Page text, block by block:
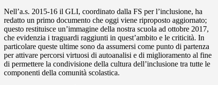
Nell’a.s. 2015-16 il GLI, coordinato dalla FS per l’inclusione, ha
redatto un primo documento che oggi viene riproposto aggiornato;
questo restituisce un’immagine della nostra scuola ad ottobre 2017,
che evidenzia i traguardi raggiunti in quest’ambito e le criticità. In
particolare queste ultime sono da assumersi come punto di partenza
per attivare percorsi virtuosi di autoanalisi e di miglioramento al fine
di permettere la condivisione della cultura dell’inclusione tra tutte le
componenti della comunità scolastica.